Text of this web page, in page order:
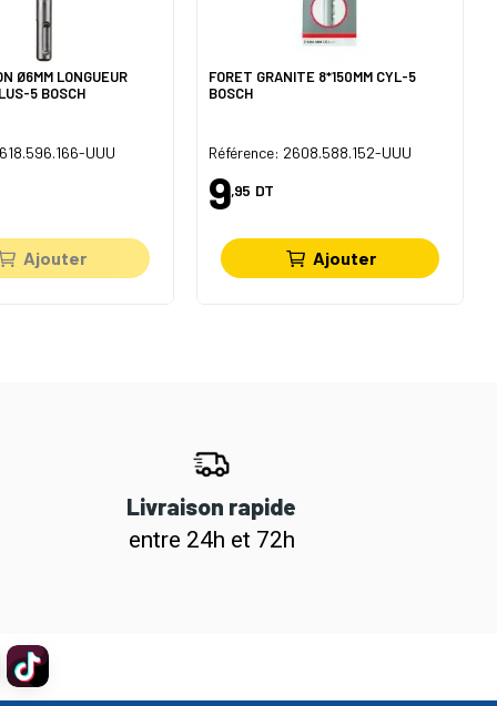
Ø6MM LONGUEUR
5 BOSCH
UUU
Ajouter
FORET GRANITE 8*150MM CYL-5
BOSCH
Référence: 2608.588.152-UUU
9,95 DT
Ajouter
Livraison rapide
entre 24h et 72h